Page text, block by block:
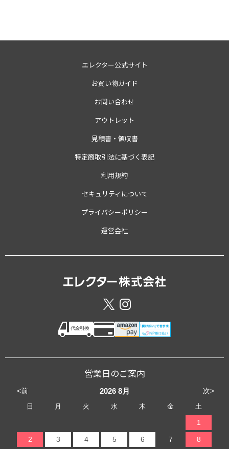
エレクター公式サイト
お買い物ガイド
お問い合わせ
アウトレット
見積書・領収書
特定商取引法に基づく表記
利用規約
セキュリティについて
プライバシーポリシー
運営会社
営業日のご案内
<前 次>
2026 8月
日 月 火 水 木 金 土
1
2 3 4 5 6 7 8